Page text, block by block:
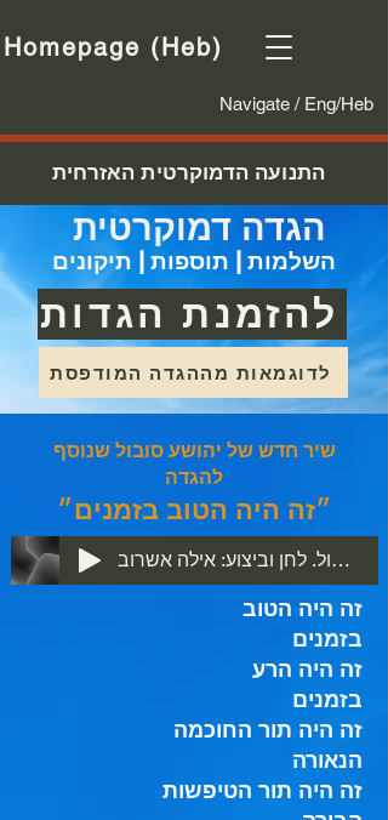
Navigate / Eng/Heb
Homepage (Heb)
התנועה הדמוקרטית האזרחית
הגדה דמוקרטית
השלמות | תוספות | תיקונים
להזמנת הגדות
לדוגמאות מההגדה המודפסת
שיר חדש של יהושע סובול שנוסף
להגדה
״זה היה הטוב בזמנים״
זה היה הטוב בזמנים. מילים: יהושע סובול. לחן וביצוע: אילה אשרוב
זה היה הטוב
בזמנים
זה היה הרע
בזמנים
זה היה תור החוכמה
הנאורה
זה היה תור הטיפשות